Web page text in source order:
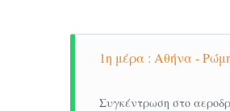
Βατικανόή αλλιώς
1η μέρα : Αθήνα -
Συγκέντρωση στο